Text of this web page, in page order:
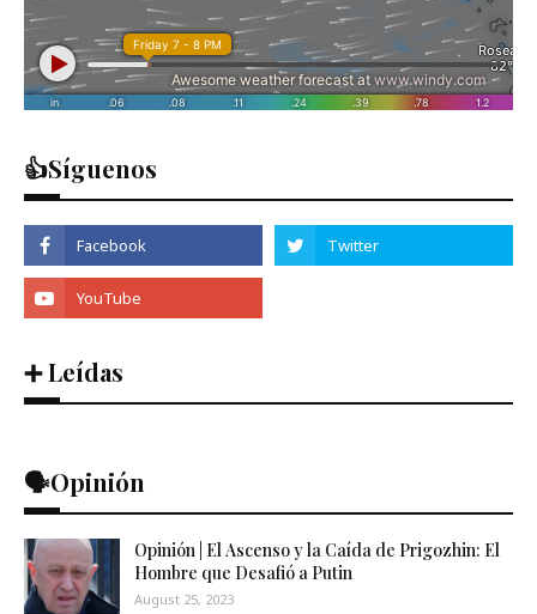
👍Síguenos
➕ Leídas
🗣️Opinión
Opinión | El Ascenso y la Caída de Prigozhin: El
Hombre que Desafió a Putin
August 25, 2023